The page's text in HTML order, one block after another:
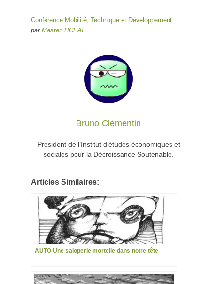
Conférence Mobilité, Technique et Développement…
par Master_HCEAI
Bruno Clémentin
Président de l’Institut d’études économiques et
sociales pour la Décroissance Soutenable.
Articles Similaires:
AUTO Une saloperie mortelle dans notre tête